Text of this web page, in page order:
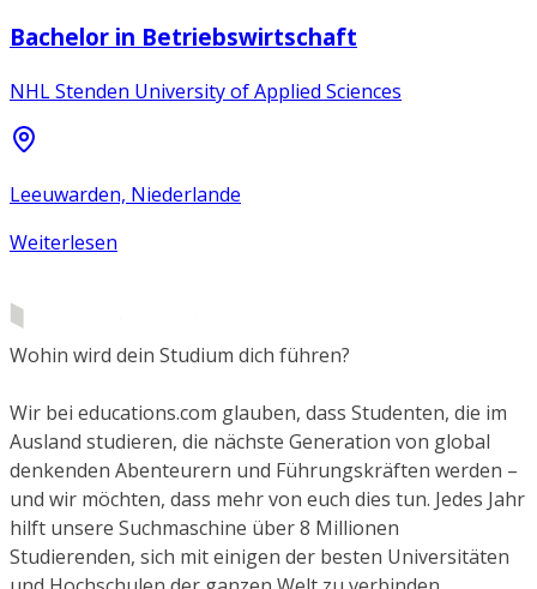
Bachelor in Betriebswirtschaft
NHL Stenden University of Applied Sciences
Leeuwarden, Niederlande
Weiterlesen
Wohin wird dein Studium dich führen?
Wir bei educations.com glauben, dass Studenten, die im
Ausland studieren, die nächste Generation von global
denkenden Abenteurern und Führungskräften werden –
und wir möchten, dass mehr von euch dies tun. Jedes Jahr
hilft unsere Suchmaschine über 8 Millionen
Studierenden, sich mit einigen der besten Universitäten